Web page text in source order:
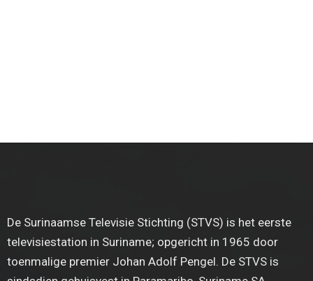
De Surinaamse Televisie Stichting (STVS) is het eerste
televisiestation in Suriname; opgericht in 1965 door
toenmalige premier Johan Adolf Pengel. De STVS is